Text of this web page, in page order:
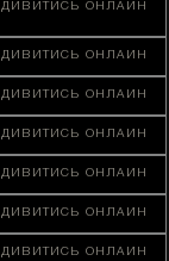
ДИВИТИСЬ ОНЛАЙН
ДИВИТИСЬ ОНЛАЙН
ДИВИТИСЬ ОНЛАЙН
ДИВИТИСЬ ОНЛАЙН
ДИВИТИСЬ ОНЛАЙН
ДИВИТИСЬ ОНЛАЙН
ДИВИТИСЬ ОНЛАЙН